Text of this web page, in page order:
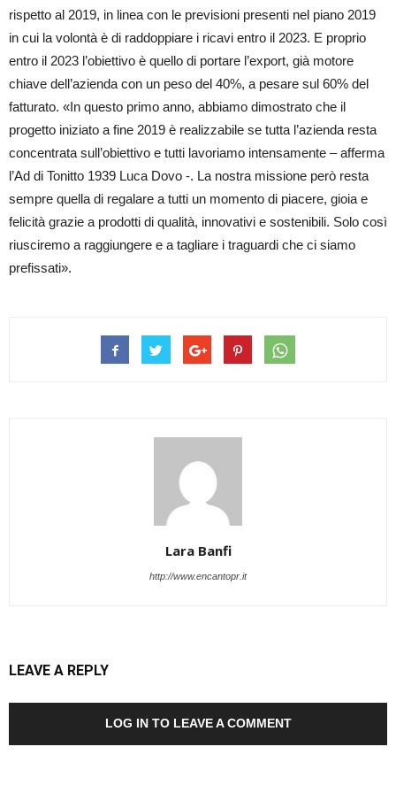
rispetto al 2019, in linea con le previsioni presenti nel piano 2019
in cui la volontà è di raddoppiare i ricavi entro il 2023. E proprio
entro il 2023 l’obiettivo è quello di portare l’export, già motore
chiave dell’azienda con un peso del 40%, a pesare sul 60% del
fatturato. «In questo primo anno, abbiamo dimostrato che il
progetto iniziato a fine 2019 è realizzabile se tutta l’azienda resta
concentrata sull’obiettivo e tutti lavoriamo intensamente – afferma
l’Ad di Tonitto 1939 Luca Dovo -. La nostra missione però resta
sempre quella di regalare a tutti un momento di piacere, gioia e
felicità grazie a prodotti di qualità, innovativi e sostenibili. Solo così
riusciremo a raggiungere e a tagliare i traguardi che ci siamo
prefissati».
Lara Banfi
http://www.encantopr.it
LEAVE A REPLY
LOG IN TO LEAVE A COMMENT